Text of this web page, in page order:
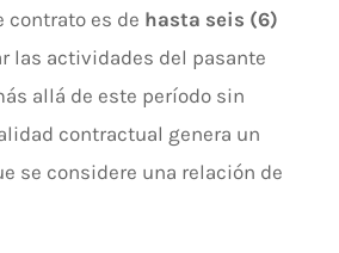
contrato es de hasta seis (6)
las actividades del pasante
allá de este período sin
contractual genera un
se considere una relación de